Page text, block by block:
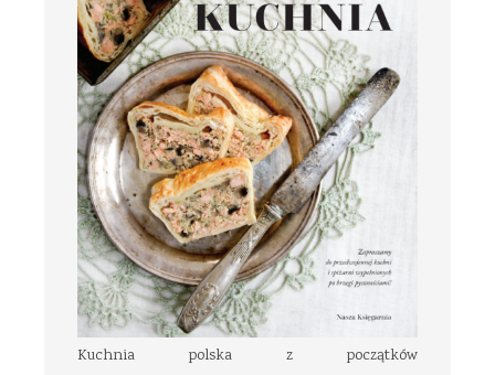
Kuchnia polska z początków